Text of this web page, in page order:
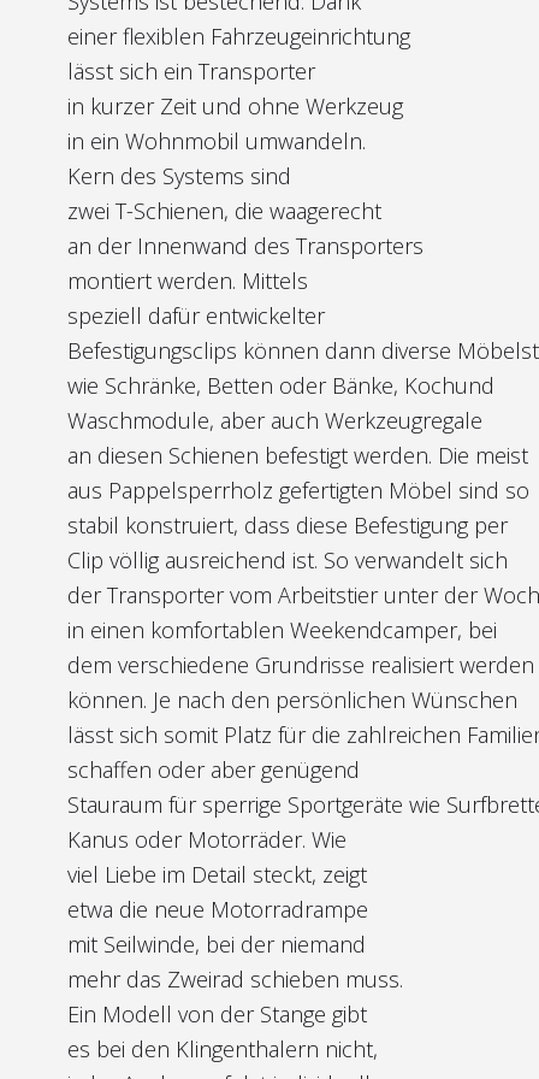
einer flexiblen Fahrzeugeinrichtung
lässt sich ein Transporter
in kurzer Zeit und ohne Werkzeug
in ein Wohnmobil umwandeln.
Kern des Systems sind
zwei T-Schienen, die waagerecht
an der Innenwand des Transporters
montiert werden. Mittels
speziell dafür entwickelter
Befestigungsclips können dann diverse
wie Schränke, Betten oder Bänke, Kochund
Waschmodule, aber auch Werkzeugregale
an diesen Schienen befestigt werden. Die meist
aus Pappelsperrholz gefertigten Möbel sind so
stabil konstruiert, dass diese Befestigung per
Clip völlig ausreichend ist. So verwandelt sich
der Transporter vom Arbeitstier unter der
in einen komfortablen Weekendcamper, bei
dem verschiedene Grundrisse realisiert werden
können. Je nach den persönlichen Wünschen
lässt sich somit Platz für die zahlreichen
schaffen oder aber genügend
Stauraum für sperrige Sportgeräte wie
Kanus oder Motorräder. Wie
viel Liebe im Detail steckt, zeigt
etwa die neue Motorradrampe
mit Seilwinde, bei der niemand
mehr das Zweirad schieben muss.
Ein Modell von der Stange gibt
es bei den Klingenthalern nicht,